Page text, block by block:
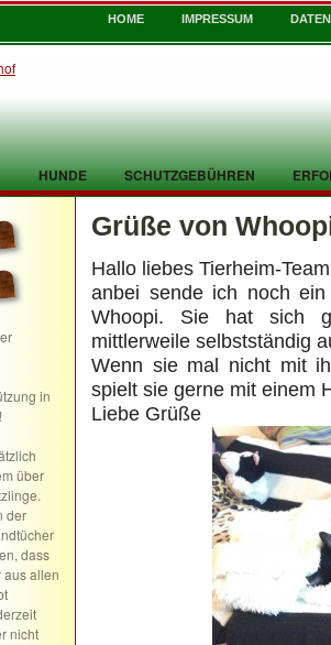
HOME IMPRESSUM
HUNDE SCHUTZGEBÜHREN
KONTAKT
in
über
der
dass
aus allen
nicht
Grüße von
Hallo liebes Tierheim-
anbei sende ich noch
Whoopi. Sie hat sich
mittlerweile selbstständig
Wenn sie mal nicht mit
spielt sie gerne mit einem
Liebe Grüße